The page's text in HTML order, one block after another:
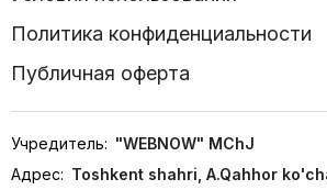
Политика конфиденциальности
Публичная оферта
Учредитель: "WEBNOW" MChJ
Адрес: Toshkent shahri, A.Qahhor